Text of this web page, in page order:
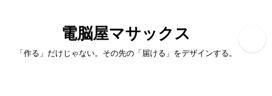
電脳屋マサックス
「作る」だけじゃない。その先の「届ける」をデザインする。